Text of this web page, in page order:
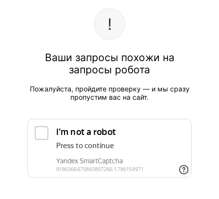
Ваши запросы похожи на
запросы робота
Пожалуйста, пройдите проверку — и мы сразу
пропустим вас на сайт.